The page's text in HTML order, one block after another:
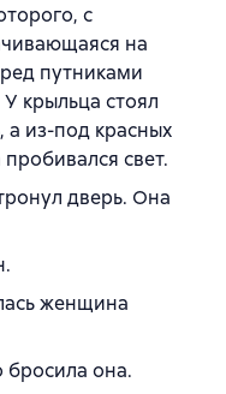
с
на
путниками
крыльца стоял
а из-под красных
свет.
дверь. Она
женщина
бросила она.